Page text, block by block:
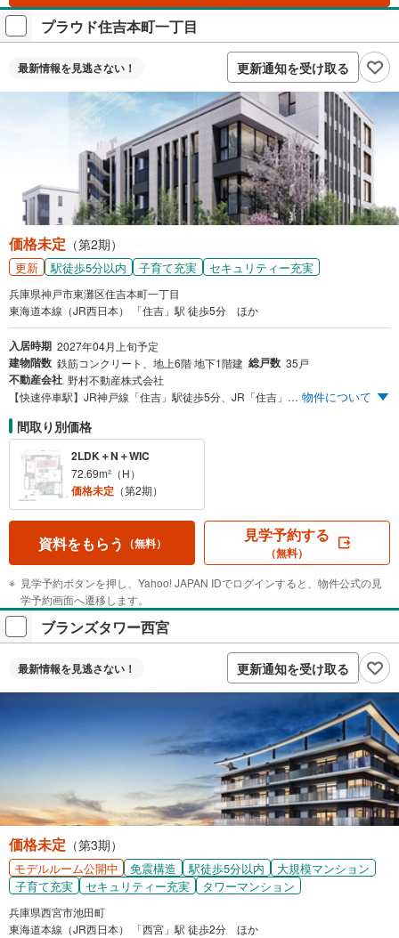
プラウド住吉本町一丁目
最新情報を見逃さない！ 更新通知を受け取る
価格未定 （第2期）
更新 駅徒歩5分以内 子育て充実 セキュリティー充実
兵庫県神戸市東灘区住吉本町一丁目
東海道本線（JR西日本） 「住吉」駅 徒歩5分 ほか
入居時期 2027年04月上旬予定
建物階数 鉄筋コンクリート、地上6階 地下1階建 総戸数 35戸
不動産会社 野村不動産株式会社
【快速停車駅】JR神戸線「住吉」駅徒歩5分、JR「住吉」駅北側×徒歩5分圏に約10年ぶりに誕生。南向き中心、72m²台～117m²台のプランニングの全35邸プライベートレジデンス 第2期案内開催中 物件について
間取り別価格
2LDK＋N＋WIC
72.69m²（H）
価格未定 （第2期）
資料をもらう （無料） 見学予約する
（無料）
見学予約ボタンを押し、Yahoo! JAPAN IDでログインすると、物件公式の見
学予約画面へ遷移します。
ブランズタワー西宮
最新情報を見逃さない！ 更新通知を受け取る
価格未定 （第3期）
モデルルーム公開中 免震構造 駅徒歩5分以内
大規模マンション
子育て充実
セキュリティー充実 タワーマンション
兵庫県西宮市池田町
東海道本線（JR西日本） 「西宮」駅 徒歩2分 ほか